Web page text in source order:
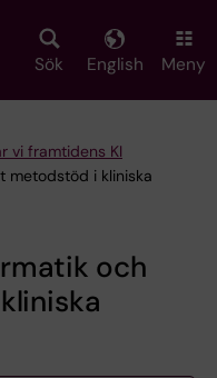
Sök English Meny
vi framtidens KI
metodstöd i kliniska
och